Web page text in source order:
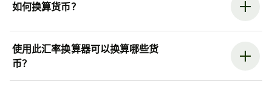
如何换算货币？
使用此汇率换算器可以换算哪些货
币？